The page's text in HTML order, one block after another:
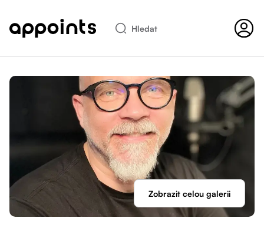
Hledat
Zobrazit celou galerii